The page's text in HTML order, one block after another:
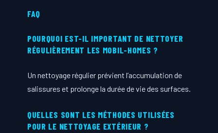
FAQ
POURQUOI EST-IL IMPORTANT DE NETTOYER
RÉGULIÈREMENT LES MOBIL-HOMES ?
Un nettoyage régulier prévient l’accumulation de
salissures et prolonge la durée de vie des surfaces.
QUELLES SONT LES MÉTHODES UTILISÉES
POUR LE NETTOYAGE EXTÉRIEUR ?